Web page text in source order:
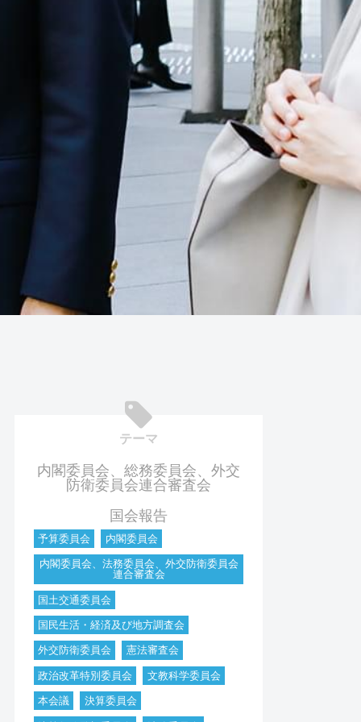
テーマ
内閣委員会、総務委員会、外交
防衛委員会連合審査会
国会報告
予算委員会
内閣委員会
内閣委員会、法務委員会、外交防衛委員会
連合審査会
国土交通委員会
国民生活・経済及び地方調査会
外交防衛委員会
憲法審査会
政治改革特別委員会
文教科学委員会
本会議
決算委員会